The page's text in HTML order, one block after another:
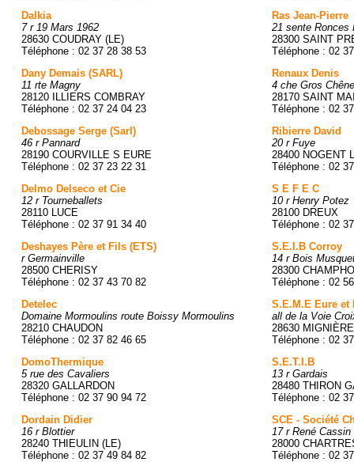
Dalkia
7 r 19 Mars 1962
28630 COUDRAY (LE)
Téléphone : 02 37 28 38 53
Dany Demais (SARL)
11 rte Magny
28120 ILLIERS COMBRAY
Téléphone : 02 37 24 04 23
Debossage Serge (Sarl)
46 r Pannard
28190 COURVILLE S EURE
Téléphone : 02 37 23 22 31
Delmo Delseco et Cie
12 r Tourneballets
28110 LUCE
Téléphone : 02 37 91 34 40
Deshayes Père et Fils (ETS)
r Germainville
28500 CHERISY
Téléphone : 02 37 43 70 82
Detelec
Domaine Mormoulins route Boissy Mormoulins
28210 CHAUDON
Téléphone : 02 37 82 46 65
DomoThermique
5 rue des Cavaliers
28320 GALLARDON
Téléphone : 02 37 90 94 72
Dordain Didier
16 r Blottier
28240 THIEULIN (LE)
Téléphone : 02 37 49 84 82
Ras Jean-Pierre
21 sente Ronces
28300 SAINT
Téléphone : 02
Renaux Denis
4 che Gros
28170 SAINT
Téléphone : 02
Ribierre David
20 r Fuye
28400 NOGENT
Téléphone : 02
S E F E C
10 r Henry Potez
28100 DREUX
Téléphone : 02
S.E.I.B Corroy
14 r Bois
28300
Téléphone : 02
S.E.M.E Eure et
all de la Voie
28630
Téléphone : 02
S.E.T.I.B
13 r Gardais
28480 THIRON
Téléphone : 02
SCE - Société
17 r René Cassin
28000
Téléphone : 02